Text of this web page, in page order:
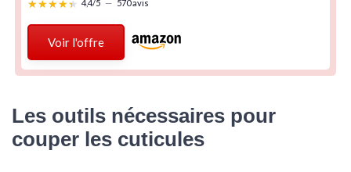
★★★★★
★★★★★ 4,4/5 — 570 avis
Voir l'offre
Les outils nécessaires pour
couper les cuticules